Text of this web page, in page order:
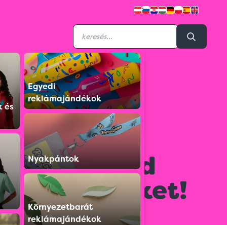
és
Egyedi
reklámajándékok
Nyakpántok
Környezetbarát
reklámajándékok
– nézd